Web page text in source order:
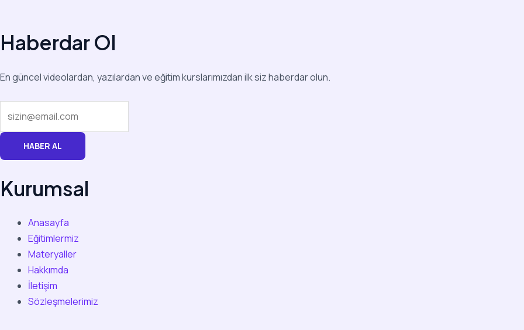
Haberdar Ol
En güncel videolardan, yazılardan ve eğitim kurslarımızdan ilk siz haberdar olun.
HABER AL
Kurumsal
Anasayfa
Eğitimlermiz
Materyaller
Hakkımda
İletişim
Sözleşmelerimiz